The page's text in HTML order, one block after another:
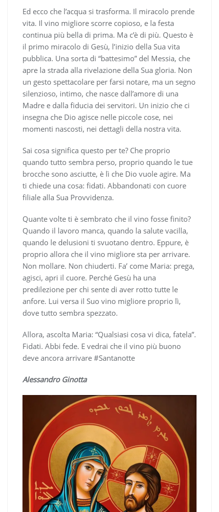
Ed ecco che l’acqua si trasforma. Il miracolo prende
vita. Il vino migliore scorre copioso, e la festa
continua più bella di prima. Ma c’è di più. Questo è
il primo miracolo di Gesù, l’inizio della Sua vita
pubblica. Una sorta di “battesimo” del Messia, che
apre la strada alla rivelazione della Sua gloria. Non
un gesto spettacolare per farsi notare, ma un segno
silenzioso, intimo, che nasce dall’amore di una
Madre e dalla fiducia dei servitori. Un inizio che ci
insegna che Dio agisce nelle piccole cose, nei
momenti nascosti, nei dettagli della nostra vita.
Sai cosa significa questo per te? Che proprio
quando tutto sembra perso, proprio quando le tue
brocche sono asciutte, è lì che Dio vuole agire. Ma
ti chiede una cosa: fidati. Abbandonati con cuore
filiale alla Sua Provvidenza.
Quante volte ti è sembrato che il vino fosse finito?
Quando il lavoro manca, quando la salute vacilla,
quando le delusioni ti svuotano dentro. Eppure, è
proprio allora che il vino migliore sta per arrivare.
Non mollare. Non chiuderti. Fa’ come Maria: prega,
agisci, apri il cuore. Perché Gesù ha una
predilezione per chi sente di aver rotto tutte le
anfore. Lui versa il Suo vino migliore proprio lì,
dove tutto sembra spezzato.
Allora, ascolta Maria: “Qualsiasi cosa vi dica, fatela”.
Fidati. Abbi fede. E vedrai che il vino più buono
deve ancora arrivare #Santanotte
Alessandro Ginotta